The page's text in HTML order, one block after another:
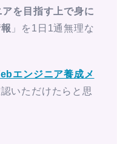
を目指す上で身に
」を1日1通無理な
エンジニア養成メ
いただけたらと思